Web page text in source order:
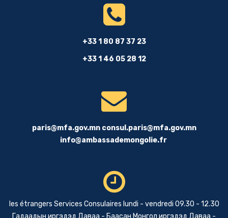
+33 1 80 87 37 23
+33 1 46 05 28 12
paris@mfa.gov.mn consul.paris@mfa.gov.mn
info@ambassademongolie.fr
les étrangers Services Consulaires lundi - vendredi 09.30 - 12.30